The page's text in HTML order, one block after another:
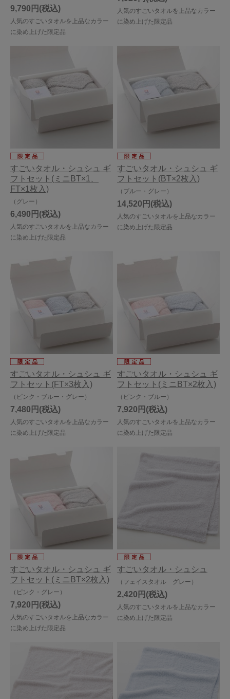
人気のすごいタオルを上品なカラー
に染め上げた限定品
9,790円
人気のすごいタオルを上品なカラー
に染め上げた限定品
すごいタオル・シュシュ ギ
フトセット(ミニBT×1、
FT×1枚入)
（グレー）
人気のすごいタオルを上品なカラー
に染め上げた限定品
6,490円
すごいタオル・シュシュ ギ
フトセット(BT×2枚入)
（ブルー・グレー）
人気のすごいタオルを上品なカラー
に染め上げた限定品
14,520円
すごいタオル・シュシュ ギ
フトセット(FT×3枚入)
（ピンク・ブルー・グレー）
人気のすごいタオルを上品なカラー
に染め上げた限定品
7,480円
すごいタオル・シュシュ ギ
フトセット(ミニBT×2枚入)
（ピンク・ブルー）
人気のすごいタオルを上品なカラー
に染め上げた限定品
7,920円
すごいタオル・シュシュ ギ
フトセット(ミニBT×2枚入)
（ピンク・グレー）
人気のすごいタオルを上品なカラー
に染め上げた限定品
7,920円
すごいタオル・シュシュ
（フェイスタオル グレー）
人気のすごいタオルを上品なカラー
に染め上げた限定品
2,420円